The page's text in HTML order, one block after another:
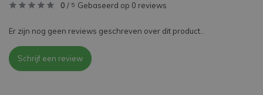
0 / 5 Gebaseerd op 0 reviews
Er zijn nog geen reviews geschreven over dit product..
Schrijf een review